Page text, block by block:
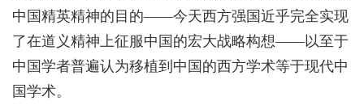
中国精英精神的目的——今天西方强国近乎完全实现
了在道义精神上征服中国的宏大战略构想——以至于
中国学者普遍认为移植到中国的西方学术等于现代中
国学术。